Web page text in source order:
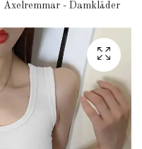
Axelremmar - Damkläder